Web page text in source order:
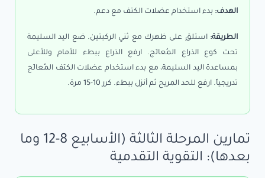
الهدف: بدء استخدام عضلات الكتف مع دعم.
الطريقة: استلقِ على ظهرك مع ثني الركبتين. ضع اليد السليمة
تحت كوع الذراع المُعالَج. ارفع الذراع ببطء للأمام وللأعلى
بمساعدة اليد السليمة، مع بدء استخدام عضلات الكتف المُعالَج
تدريجياً. ارفع للحد المريح ثم أنزل ببطء. كرر 10-15 مرة.
تمارين المرحلة الثالثة (الأسابيع 8-12 وما
بعدها): التقوية التقدمية